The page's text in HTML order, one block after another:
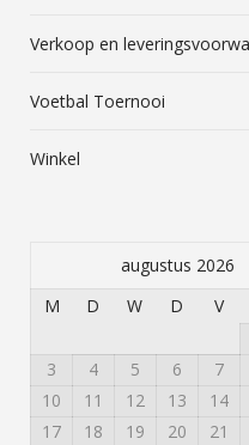
Verkoop en
Voetbal Toernooi
Winkel
augustus 2026
M
D W D V
3
4 5 6 7
10
11 12 13 14
17
18 19 20 21